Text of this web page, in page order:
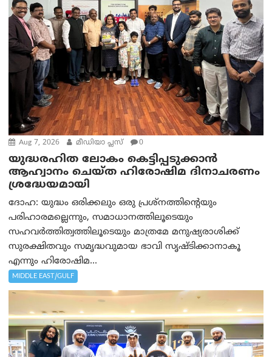
Aug 7, 2026 മീഡിയാ പ്ലസ് 0
യുദ്ധരഹിത ലോകം കെട്ടിപ്പടുക്കാന്‍
ആഹ്വാനം ചെയ്ത ഹിരോഷിമ ദിനാചരണം
ശ്രദ്ധേയമായി
ദോഹ: യുദ്ധം ഒരിക്കലും ഒരു പ്രശ്‌നത്തിന്റെയും
പരിഹാരമല്ലെന്നും, സമാധാനത്തിലൂടെയും
സഹവര്‍ത്തിത്വത്തിലൂടെയും മാത്രമേ മനുഷ്യരാശിക്ക്
സുരക്ഷിതവും സമൃദ്ധവുമായ ഭാവി സൃഷ്ടിക്കാനാകൂ
എന്നും ഹിരോഷിമ...
MIDDLE EAST/GULF